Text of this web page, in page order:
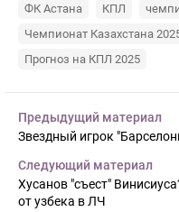
ФК Астана КПЛ
Чемпионат Казахстана
Прогноз на КПЛ 2025
Предыдущий материал
Звездный игрок
Следующий материал
Хусанов "съест"
от узбека в ЛЧ